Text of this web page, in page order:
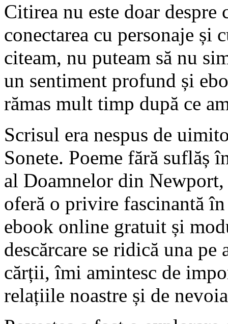
Citirea nu este doar despre
conectarea cu personaje și
citeam, nu puteam să nu
un sentiment profund și
rămas mult timp după ce
Scrisul era nespus de
Sonete. Poeme fără suflăș
al Doamnelor din Newport,
oferă o privire fascinantă
ebook online gratuit și
descărcare se ridică una pe
cărții, îmi amintesc de
relațiile noastre și de